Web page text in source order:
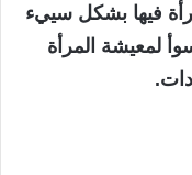
فيها بشكل سييء
لمعيشة المرأة